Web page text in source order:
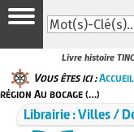
Livre histoire
Vous êtes ici :Accueil
région Au bocage (…)
Librairie : Villes /